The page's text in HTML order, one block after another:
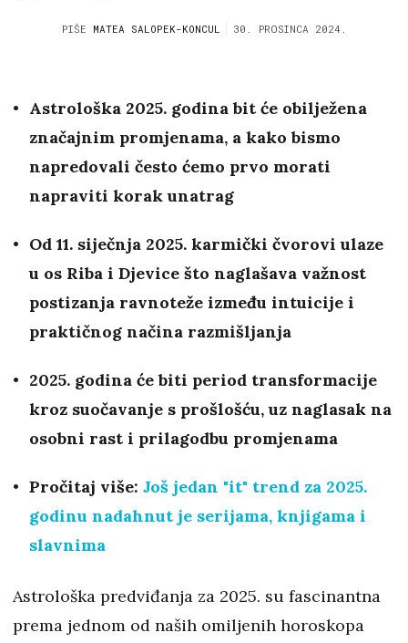
PIŠE MATEA SALOPEK-KONCUL 30. PROSINCA 2024.
Astrološka 2025. godina bit će obilježena
značajnim promjenama, a kako bismo
napredovali često ćemo prvo morati
napraviti korak unatrag
Od 11. siječnja 2025. karmički čvorovi ulaze
u os Riba i Djevice što naglašava važnost
postizanja ravnoteže između intuicije i
praktičnog načina razmišljanja
2025. godina će biti period transformacije
kroz suočavanje s prošlošću, uz naglasak na
osobni rast i prilagodbu promjenama
Pročitaj više: Još jedan "it" trend za 2025.
godinu nadahnut je serijama, knjigama i
slavnima
Astrološka predviđanja za 2025. su fascinantna
prema jednom od naših omiljenih horoskopa